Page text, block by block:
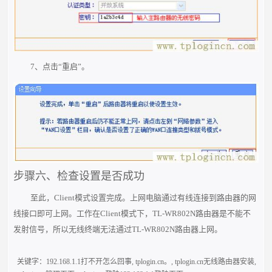
7、点击“重启”。
步骤六、检查设置是否成功
至此，Client模式设置完成。上网电脑通过有线连接到路由器的网
线接口即可上网。工作在Client模式下，TL-WR802N路由器是不能不
发射信号，所以无线终端无法通过TL-WR802N路由器上网。
关键字： 192.168.1.1打不开怎么回事 ,tplogin.cn。 ,tplogin.cn无线路由器安装